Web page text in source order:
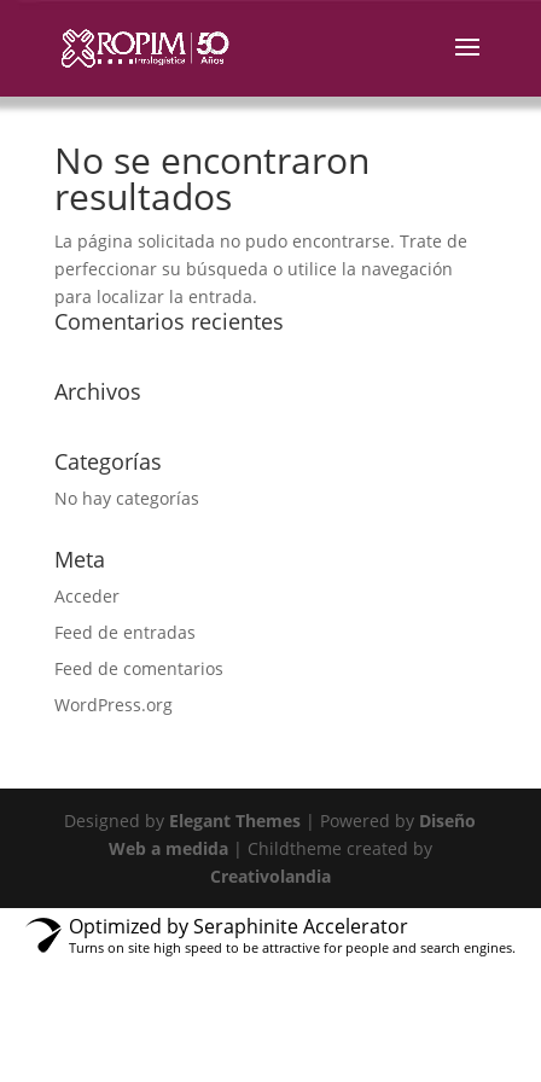
No se encontraron
resultados
La página solicitada no pudo encontrarse. Trate de
perfeccionar su búsqueda o utilice la navegación
para localizar la entrada.
Comentarios recientes
Archivos
Categorías
No hay categorías
Meta
Acceder
Feed de entradas
Feed de comentarios
WordPress.org
Designed by Elegant Themes | Powered by Diseño
Web a medida| Childtheme created by
Creativolandia
Optimized by Seraphinite Accelerator
Turns on site high speed to be attractive for people and search engines.